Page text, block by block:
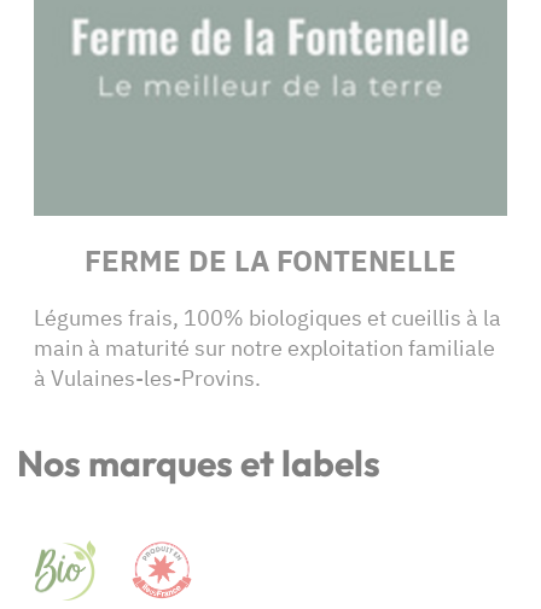
FERME DE LA FONTENELLE
Légumes frais, 100% biologiques et cueillis à la
main à maturité sur notre exploitation familiale
à Vulaines-les-Provins.
Nos marques et labels